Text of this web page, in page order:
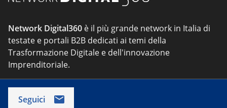
Network Digital360 è il più grande network in Italia di
testate e portali B2B dedicati ai temi della
Trasformazione Digitale e dell'innovazione
Imprenditoriale.
Seguici